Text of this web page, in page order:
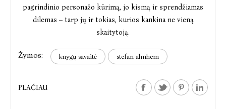
pagrindinio personažo kūrimą, jo kismą ir sprendžiamas
dilemas – tarp jų ir tokias, kurios kankina ne vieną
skaitytoją.
Žymos: knygų savaitė stefan ahnhem
PLAČIAU